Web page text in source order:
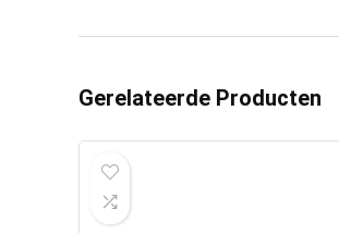
Gerelateerde Producten